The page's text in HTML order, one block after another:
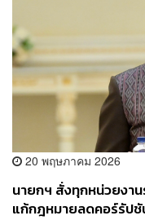
20 พฤษภาคม 2026
นายกฯ สั่งทุกหน่วยงา
แก้กฎหมายลดคอร์รัป